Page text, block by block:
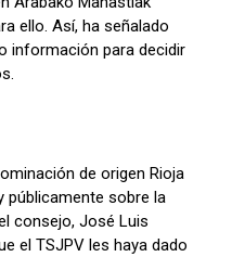
ello. Así, ha señalado
información para decidir
de origen Rioja
públicamente sobre la
consejo, José Luis
el TSJPV les haya dado